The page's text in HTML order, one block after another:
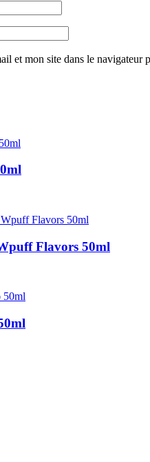
et mon site dans le navigateur
Flavors 50ml